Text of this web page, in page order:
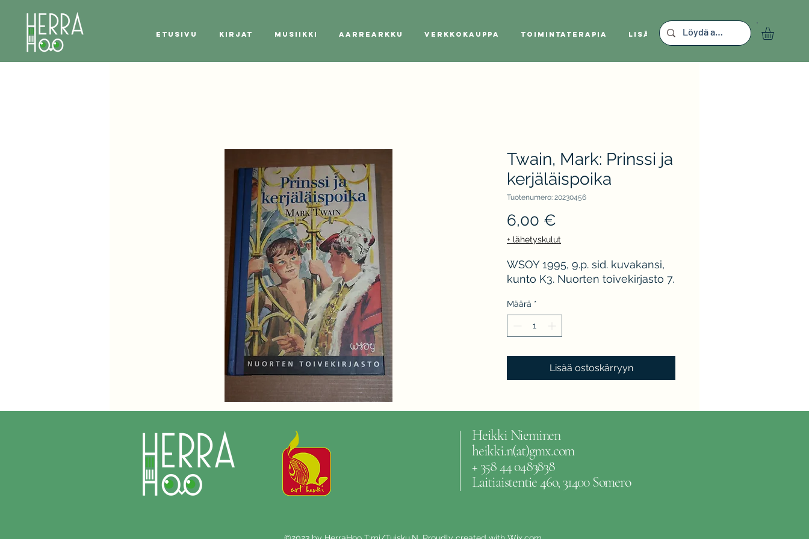
Etusivu Kirjat Musiikki Aarrearkku Verkkokauppa Toimintaterapia Lisää
Twain, Mark: Prinssi ja
kerjäläispoika
Tuotenumero: 20230456
6,00 €
+ lähetyskulut
WSOY 1995, 9.p. sid. kuvakansi,
kunto K3. Nuorten toivekirjasto 7.
Määrä *
Lisää ostoskärryyn
Heikki Nieminen
heikki.n(at)gmx.com
+ 358 44 0483838
Laitiaistentie 46o, 31400 Somero